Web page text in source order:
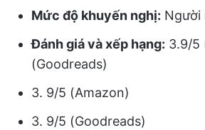
Mức độ khuyến nghị: Người
Đánh giá và xếp hạng: 3.9/5
(Goodreads)
3. 9/5 (Amazon)
3. 9/5 (Goodreads)